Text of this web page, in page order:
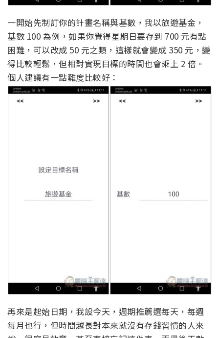
一開始先制訂你的計畫名稱與基數，我以旅遊基金，
基數 100 為例，如果你覺得星期日要存到 700 元有點
困難，可以改成 50 元之類，這樣就會變成 350 元，變
得比較輕鬆，但相對實現目標的時間也會乘上 2 倍。
個人建議有一點難度比較好：
再來是起始日期，我設今天，週期推薦選每天，每週
每月也行，但時間越長對本來就沒有存錢習慣的人來